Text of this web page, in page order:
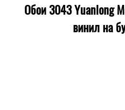
Обои 3043 Yuanlong
винил на